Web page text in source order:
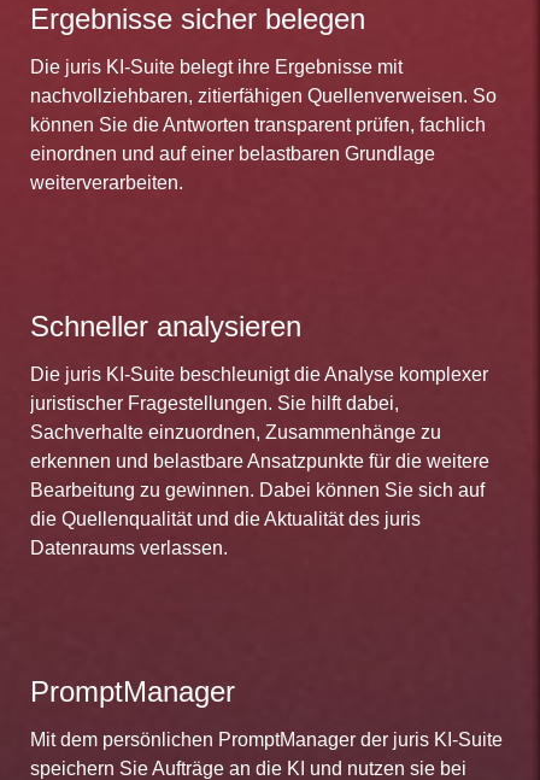
Ergebnisse sicher belegen
Die juris KI-Suite belegt ihre Ergebnisse mit
nachvollziehbaren, zitierfähigen Quellenverweisen. So
können Sie die Antworten transparent prüfen, fachlich
einordnen und auf einer belastbaren Grundlage
weiterverarbeiten.
Schneller analysieren
Die juris KI-Suite beschleunigt die Analyse komplexer
juristischer Fragestellungen. Sie hilft dabei,
Sachverhalte einzuordnen, Zusammenhänge zu
erkennen und belastbare Ansatzpunkte für die weitere
Bearbeitung zu gewinnen. Dabei können Sie sich auf
die Quellenqualität und die Aktualität des juris
Datenraums verlassen.
PromptManager
Mit dem persönlichen PromptManager der juris KI-Suite
speichern Sie Aufträge an die KI und nutzen sie bei